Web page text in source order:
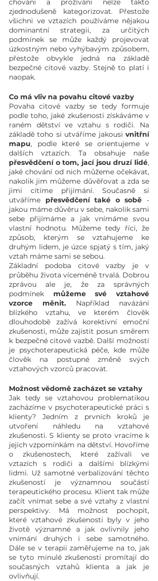
chování a prožívání nelze takto
zjednodušeně kategorizovat. Přestože
všichni ve vztazích používáme nějakou
dominantní strategii, za určitých
podmínek se může každý projevovat
úzkostným nebo vyhýbavým způsobem,
přestože obvykle jedná na základě
bezpečné citové vazby. Stejně to platí i
naopak.
Co má vliv na povahu citové vazby
Povaha citové vazby se tedy formuje
podle toho, jaké zkušenosti získáváme v
raném dětství ve vztahu s rodiči. Na
základě toho si utváříme jakousi vnitřní
mapu, podle které se orientujeme v
dalších vztazích. Ta obsahuje naše
přesvědčení o tom, jací jsou druzí lidé,
jaké chování od nich můžeme očekávat,
nakolik jim můžeme důvěřovat a zda se
jimi cítíme přijímání. Současně si
utváříme přesvědčení také o sobě -
jakou máme důvěru v sebe, nakolik sami
sebe přijímáme a jak vnímáme svou
vlastní hodnotu. Můžeme tedy říci, že
způsob, kterým se vztahujeme ke
druhým lidem, je úzce spjatý s tím, jaký
vztah máme sami se sebou.
Základní podoba citové vazby je v
průběhu života víceméně trvalá. Dobrou
zprávou ale je, že za správných
podmínek můžeme své vztahové
vzorce měnit. Například navázání
blízkého vztahu, ve kterém člověk
dlouhodobě zažívá korektivní emoční
zkušenosti, může zajistit posun směrem
k bezpečné citové vazbě. Další možností
je psychoterapeutická péče, kde může
člověk na postupné změně svých
vztahových vzorců pracovat.
Možnost vědomě zacházet se vztahy
Jak tedy se vztahovou problematikou
zacházíme v psychoterapeutické práci s
klienty? Jedním z prvních kroků je
utvoření náhledu na vztahové
zkušenosti. S klienty se proto vracíme k
jejich vzpomínkám na dětství. Hovoříme
o zkušenostech, které zažívali ve
vztazích s rodiči a dalšími blízkými
lidmi. Už samotné verbalizování těchto
zkušeností je významnou součástí
terapeutického procesu. Klient tak může
začít vnímat sebe a své vztahy z vlastní
perspektivy. Má možnost pochopit,
které vztahové zkušenosti byly v jeho
životě významné a jak ovlivnily jeho
vnímání druhých i sebe samotného.
Dále se v terapii zaměřujeme na to, jak
se tyto minulé zkušenosti promítají do
současných vztahů klienta a jak je
ovlivňují.